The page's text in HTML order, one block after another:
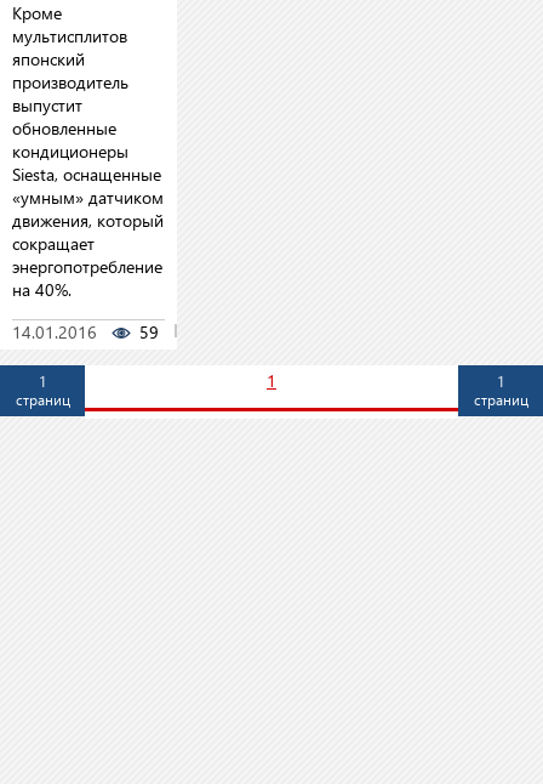
Кроме
мультисплитов
японский
производитель
выпустит
обновленные
кондиционеры
Siesta, оснащенные
«умным» датчиком
движения, который
сокращает
энергопотребление
на 40%.
14.01.2016
59
1
страниц
1
страниц
1